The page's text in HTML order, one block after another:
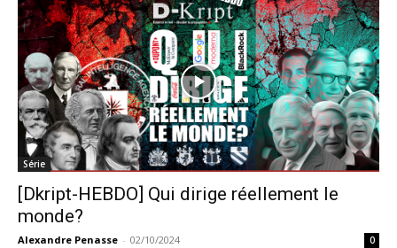
Série
[Dkript-HEBDO] Qui dirige réellement le
monde?
Alexandre Penasse - 02/10/2024 0